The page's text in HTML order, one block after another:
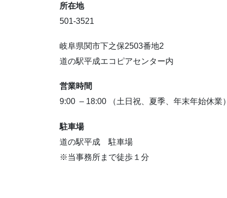
所在地
501-3521
岐阜県関市下之保2503番地2
道の駅平成エコピアセンター内
営業時間
9:00 – 18:00 （土日祝、夏季、年末年始休業）
駐車場
道の駅平成 駐車場
※当事務所まで徒歩１分